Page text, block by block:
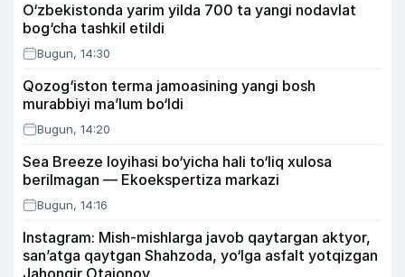
O‘zbekistonda yarim yilda 700 ta yangi nodavlat
bog‘cha tashkil etildi
Bugun, 14:30
Qozog‘iston terma jamoasining yangi bosh
murabbiyi ma’lum bo‘ldi
Bugun, 14:20
Sea Breeze loyihasi bo‘yicha hali to‘liq xulosa
berilmagan — Ekoekspertiza markazi
Bugun, 14:16
Instagram: Mish-mishlarga javob qaytargan aktyor,
san’atga qaytgan Shahzoda, yo‘lga asfalt yotqizgan
Jahongir Otajonov